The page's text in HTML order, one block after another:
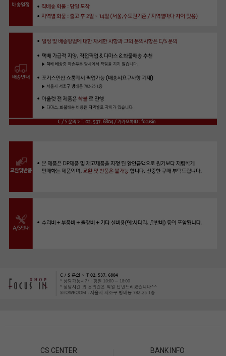
CS CENTER BANK INFO